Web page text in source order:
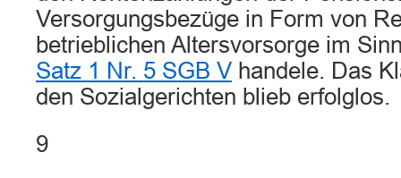
Versorgungsbezüge in Form von
betrieblichen Altersvorsorge im
Satz 1 Nr. 5 SGB V handele. Das
den Sozialgerichten blieb erfolglos.
9